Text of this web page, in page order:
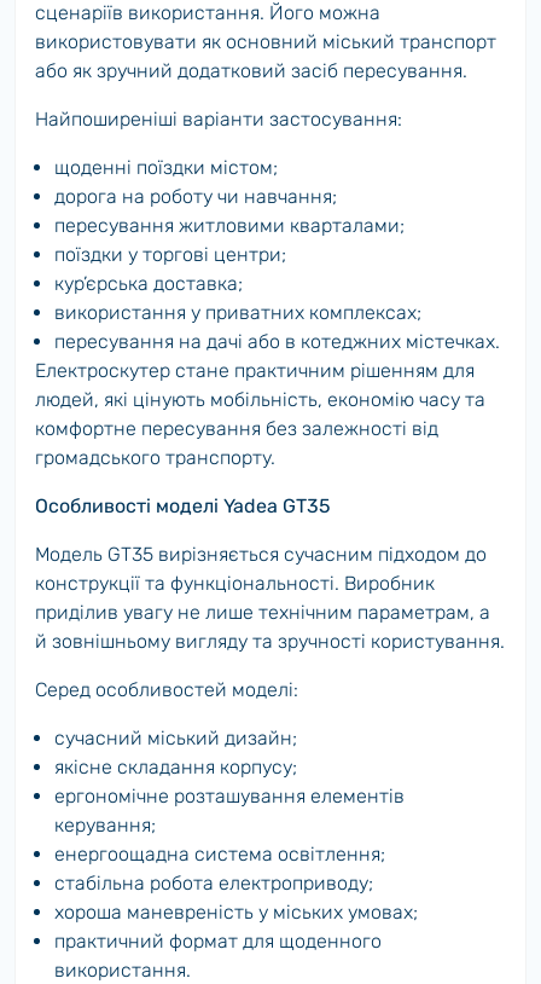
сценаріїв використання. Його можна
використовувати як основний міський транспорт
або як зручний додатковий засіб пересування.
Найпоширеніші варіанти застосування:
щоденні поїздки містом;
дорога на роботу чи навчання;
пересування житловими кварталами;
поїздки у торгові центри;
кур’єрська доставка;
використання у приватних комплексах;
пересування на дачі або в котеджних містечках.
Електроскутер стане практичним рішенням для
людей, які цінують мобільність, економію часу та
комфортне пересування без залежності від
громадського транспорту.
Особливості моделі Yadea GT35
Модель GT35 вирізняється сучасним підходом до
конструкції та функціональності. Виробник
приділив увагу не лише технічним параметрам, а
й зовнішньому вигляду та зручності користування.
Серед особливостей моделі:
сучасний міський дизайн;
якісне складання корпусу;
ергономічне розташування елементів
керування;
енергоощадна система освітлення;
стабільна робота електроприводу;
хороша маневреність у міських умовах;
практичний формат для щоденного
використання.